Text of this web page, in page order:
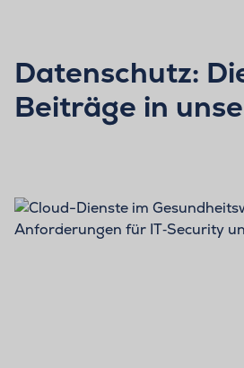
Datenschutz:
Beiträge in
BLOG